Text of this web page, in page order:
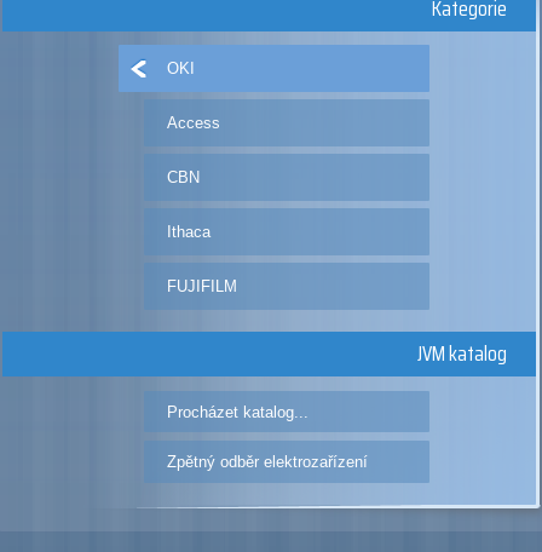
Kategorie
OKI
Access
CBN
Ithaca
FUJIFILM
JVM katalog
Procházet katalog...
Zpětný odběr elektrozařízení